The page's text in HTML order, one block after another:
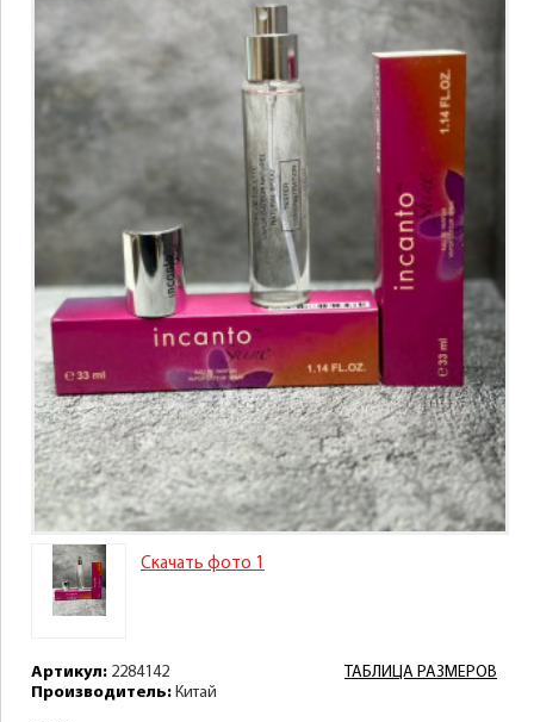
Скачать фото 1
ТАБЛИЦА РАЗМЕРОВ
Артикул: 2284142
Производитель: Китай